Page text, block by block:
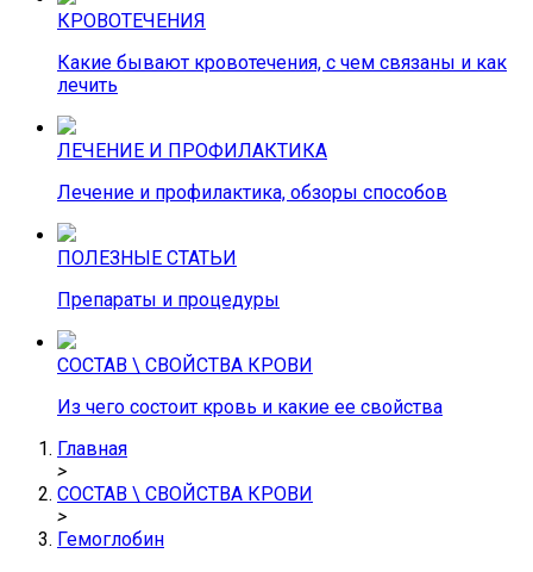
КРОВОТЕЧЕНИЯ
Какие бывают кровотечения, с чем связаны и как
лечить
ЛЕЧЕНИЕ И ПРОФИЛАКТИКА
Лечение и профилактика, обзоры способов
ПОЛЕЗНЫЕ СТАТЬИ
Препараты и процедуры
СОСТАВ \ СВОЙСТВА КРОВИ
Из чего состоит кровь и какие ее свойства
Главная
>
СОСТАВ \ СВОЙСТВА КРОВИ
>
Гемоглобин